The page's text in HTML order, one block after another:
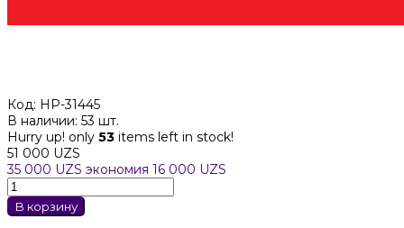
Код: HP-31445
В наличии: 53 шт.
Hurry up! only 53 items left in stock!
51 000 UZS
35 000 UZS экономия 16 000 UZS
В корзину